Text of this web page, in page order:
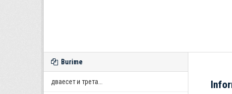
Burime
дваесет и трета...